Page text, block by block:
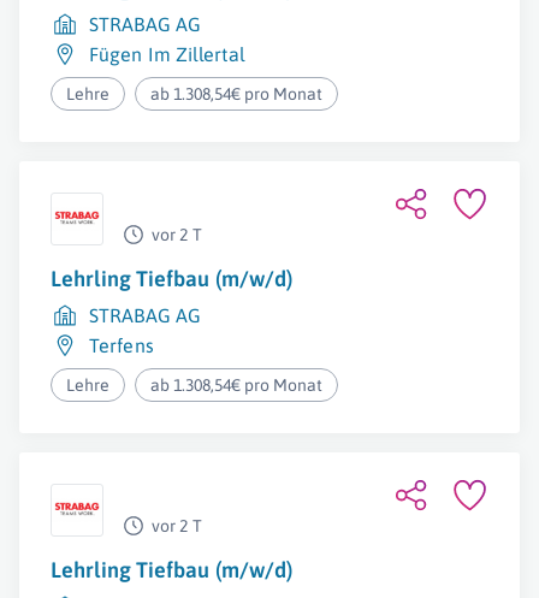
STRABAG AG
Fügen Im Zillertal
Lehre ab 1.308,54€ pro Monat
vor 2 T
Lehrling Tiefbau (m/w/d)
STRABAG AG
Terfens
Lehre ab 1.308,54€ pro Monat
vor 2 T
Lehrling Tiefbau (m/w/d)